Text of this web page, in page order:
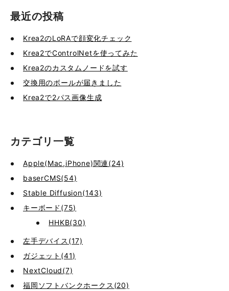
最近の投稿
Krea2のLoRAで顔変化チェック
Krea2でControlNetを使ってみた
Krea2のカスタムノードを試す
交換用のボールが届きました
Krea2で2パス画像生成
カテゴリ一覧
Apple(Mac,iPhone)関連(24)
baserCMS(54)
Stable Diffusion(143)
キーボード(75)
HHKB(30)
左手デバイス(17)
ガジェット(41)
NextCloud(7)
福岡ソフトバンクホークス(20)